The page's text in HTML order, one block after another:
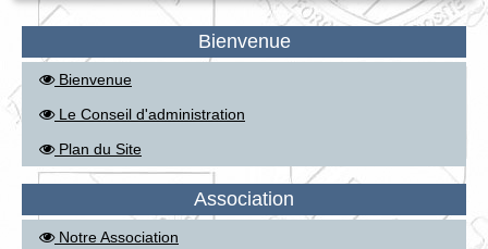
Bienvenue
Bienvenue
Le Conseil d'administration
Plan du Site
Association
Notre Association